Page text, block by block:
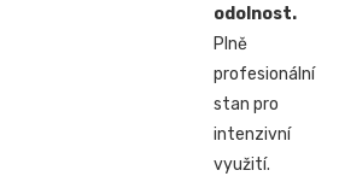
odolnost.
Plně
profesionální
stan pro
intenzivní
využití.